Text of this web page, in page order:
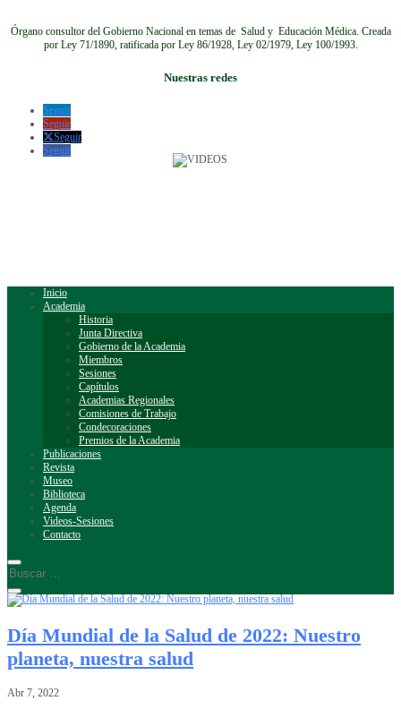
Órgano consultor del Gobierno Nacional en temas de Salud y Educación Médica. Creada
por Ley 71/1890, ratificada por Ley 86/1928, Ley 02/1979, Ley 100/1993.
Nuestras redes
Seguir
Seguir
Seguir
Seguir
Inicio
Academia
Historia
Junta Directiva
Gobierno de la Academia
Miembros
Sesiones
Capítulos
Academias Regionales
Comisiones de Trabajo
Condecoraciones
Premios de la Academia
Publicaciones
Revista
Museo
Biblioteca
Agenda
Videos-Sesiones
Contacto
Día Mundial de la Salud de 2022: Nuestro
planeta, nuestra salud
Abr 7, 2022